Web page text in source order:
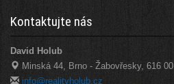
Kontaktujte nás
David Holub
Minská 44, Brno - Žabovřesky, 616 00
info@realityholub.cz